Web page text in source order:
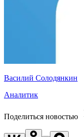
Василий Солодянкин
Аналитик
Поделиться новостью